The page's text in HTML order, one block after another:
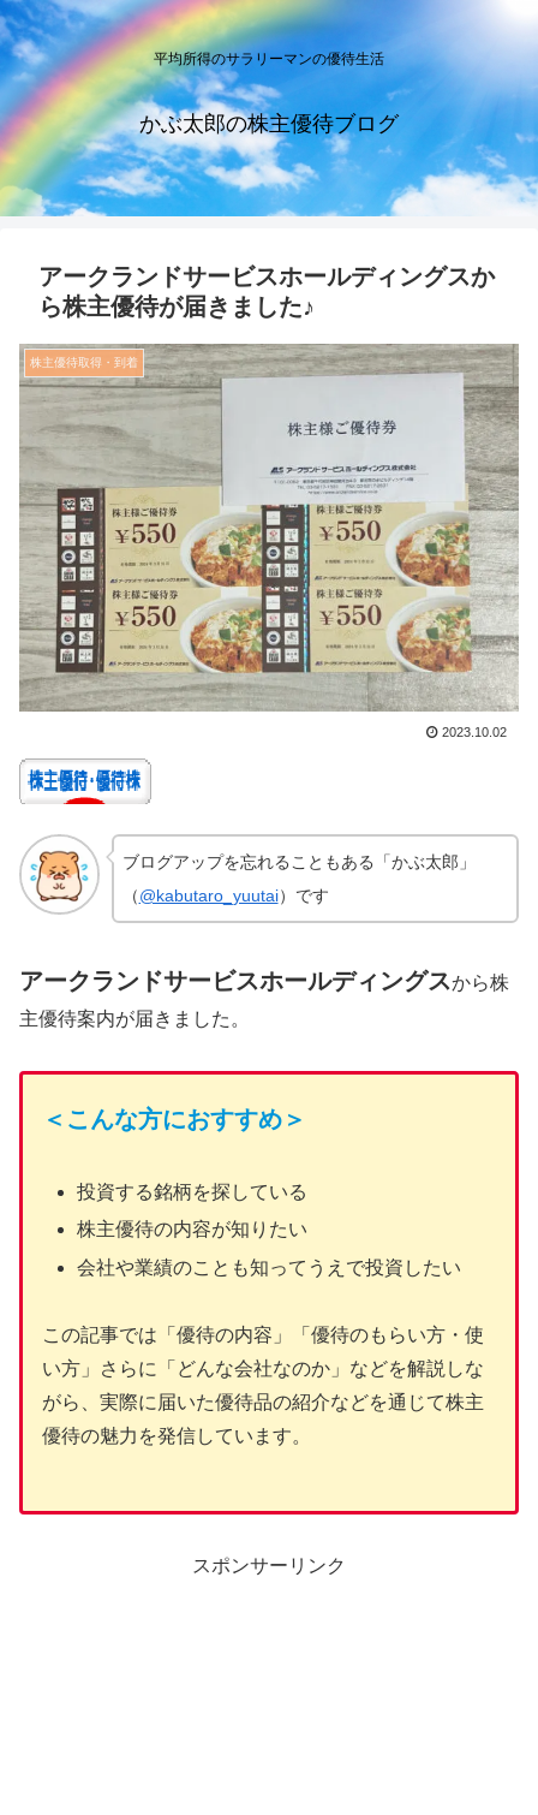
平均所得のサラリーマンの優待生活
かぶ太郎の株主優待ブログ
アークランドサービスホールディングスか
ら株主優待が届きました♪
株主優待取得・到着
2023.10.02
ブログアップを忘れることもある「かぶ太郎」
（@kabutaro_yuutai）です
アークランドサービスホールディングスから株
主優待案内が届きました。
＜こんな方におすすめ＞
投資する銘柄を探している
株主優待の内容が知りたい
会社や業績のことも知ってうえで投資したい
この記事では「優待の内容」「優待のもらい方・使
い方」さらに「どんな会社なのか」などを解説しな
がら、実際に届いた優待品の紹介などを通じて株主
優待の魅力を発信しています。
スポンサーリンク